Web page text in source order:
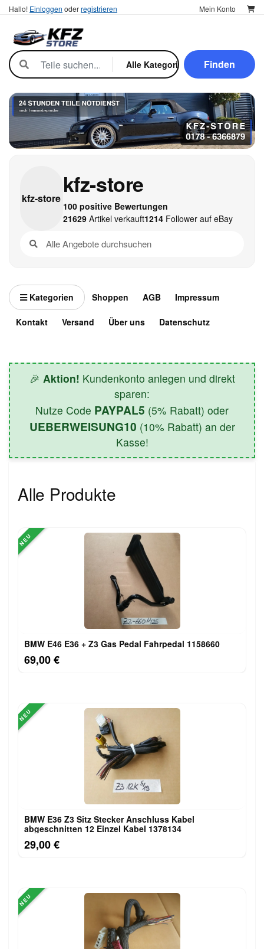
Hallo! Einloggen oderregistrieren Mein Konto
Finden
kfz-store
kfz-store
100 positive Bewertungen
21629Artikel verkauft1214Follower auf eBay
Kategorien Shoppen AGB Impressum
Kontakt Versand Über uns Datenschutz
🎉 Aktion! Kundenkonto anlegen und direkt
sparen:
Nutze Code PAYPAL5 (5% Rabatt) oder
UEBERWEISUNG10 (10% Rabatt) an der
Kasse!
Alle Produkte
NEU
BMW E46 E36 + Z3 Gas Pedal Fahrpedal 1158660
69,00 €
NEU
BMW E36 Z3 Sitz Stecker Anschluss Kabel
abgeschnitten 12 Einzel Kabel 1378134
29,00 €
NEU